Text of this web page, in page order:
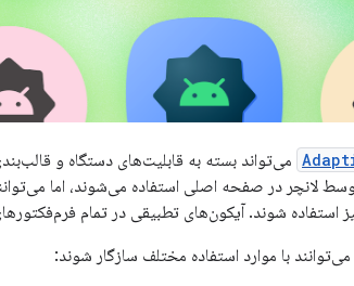
می‌تواند بسته به قابلیت‌های دستگاه و
لانچر در صفحه اصلی استفاده می‌شوند، اما می‌توانند
استفاده شوند. آیکون‌های تطبیقی ​​در تمام
با موارد استفاده مختلف سازگار شوند: